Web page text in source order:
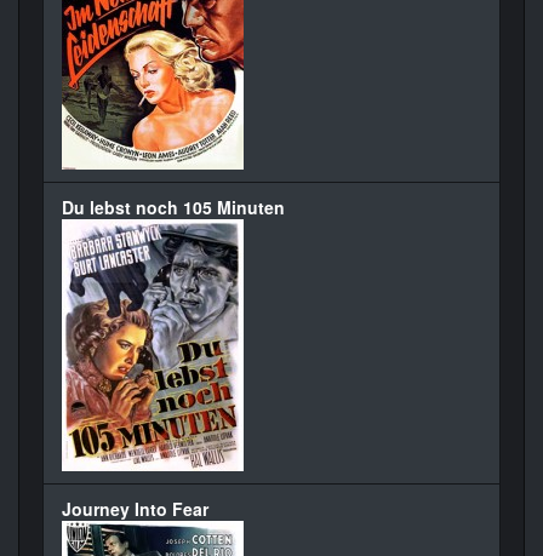
Du lebst noch 105 Minuten
Journey Into Fear